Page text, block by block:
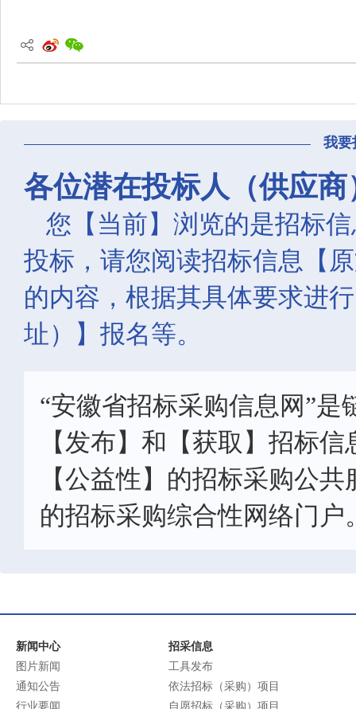
我要
各位潜在投标人（供应商
您【当前】浏览的是招标
投标，请您阅读招标信息【
的内容，根据其具体要求进
址）】报名等。
“安徽省招标采购信息网”
【发布】和【获取】招标
【公益性】的招标采购公
的招标采购综合性网络门户
新闻中心
图片新闻
通知公告
行业要闻
招采信息
工具发布
依法招标（采购）项目
自愿招标（采购）项目